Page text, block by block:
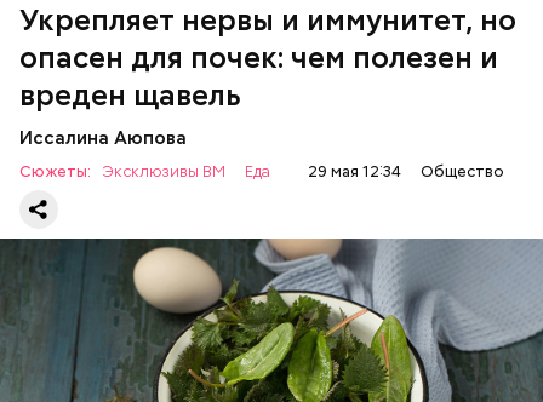
Укрепляет нервы и иммунитет, но
опасен для почек: чем полезен и
вреден щавель
Иссалина Аюпова
Сюжеты: Эксклюзивы ВМ Еда 29 мая 12:34 Общество
— Если человек уже болеет мочекаменной
болезнью, щавель ему не рекомендуется. При
артрите, гастрите, холецистите, синдроме
раздраженного кишечника, язвах и панкреатите
продукт тоже лучше исключить из рациона, —
предупредила врач. — Он может привести к
повышению кислотности желудка и раздражать
слизистые оболочки.